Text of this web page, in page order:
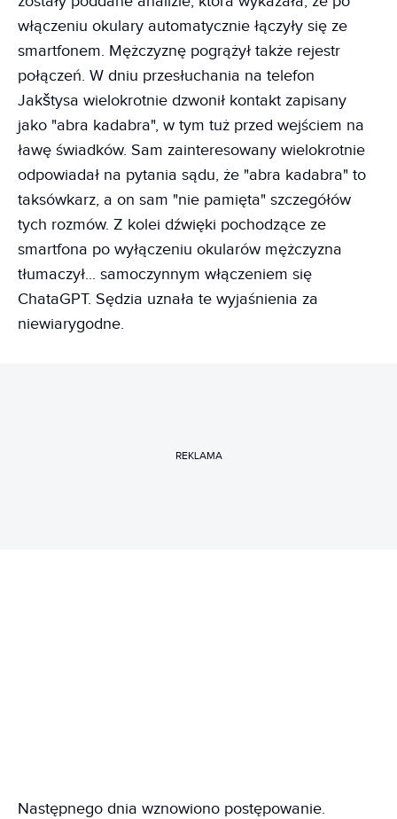
włączeniu okulary automatycznie łączyły się ze
smartfonem. Mężczyznę pogrążył także rejestr
połączeń. W dniu przesłuchania na telefon
Jakštysa wielokrotnie dzwonił kontakt zapisany
jako "abra kadabra", w tym tuż przed wejściem na
ławę świadków. Sam zainteresowany wielokrotnie
odpowiadał na pytania sądu, że "abra kadabra" to
taksówkarz, a on sam "nie pamięta" szczegółów
tych rozmów. Z kolei dźwięki pochodzące ze
smartfona po wyłączeniu okularów mężczyzna
tłumaczył... samoczynnym włączeniem się
ChataGPT. Sędzia uznała te wyjaśnienia za
niewiarygodne.
REKLAMA
Następnego dnia wznowiono postępowanie.